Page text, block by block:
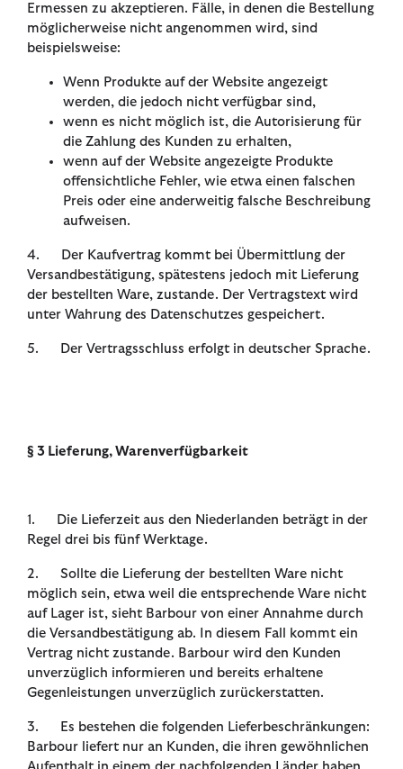
Ermessen zu akzeptieren. Fälle, in denen die Bestellung
möglicherweise nicht angenommen wird, sind
beispielsweise:
Wenn Produkte auf der Website angezeigt
werden, die jedoch nicht verfügbar sind,
wenn es nicht möglich ist, die Autorisierung für
die Zahlung des Kunden zu erhalten,
wenn auf der Website angezeigte Produkte
offensichtliche Fehler, wie etwa einen falschen
Preis oder eine anderweitig falsche Beschreibung
aufweisen.
4. Der Kaufvertrag kommt bei Übermittlung der
Versandbestätigung, spätestens jedoch mit Lieferung
der bestellten Ware, zustande. Der Vertragstext wird
unter Wahrung des Datenschutzes gespeichert.
5. Der Vertragsschluss erfolgt in deutscher Sprache.
§ 3 Lieferung, Warenverfügbarkeit
1. Die Lieferzeit aus den Niederlanden beträgt in der
Regel drei bis fünf Werktage.
2. Sollte die Lieferung der bestellten Ware nicht
möglich sein, etwa weil die entsprechende Ware nicht
auf Lager ist, sieht Barbour von einer Annahme durch
die Versandbestätigung ab. In diesem Fall kommt ein
Vertrag nicht zustande. Barbour wird den Kunden
unverzüglich informieren und bereits erhaltene
Gegenleistungen unverzüglich zurückerstatten.
3. Es bestehen die folgenden Lieferbeschränkungen:
Barbour liefert nur an Kunden, die ihren gewöhnlichen